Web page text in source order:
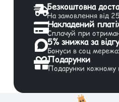
Безкоштовна
На замовлення від
Накладений
Сплачуй при
5% знижка за
Бонуси в соц
Подарунки
Подарунки кожному